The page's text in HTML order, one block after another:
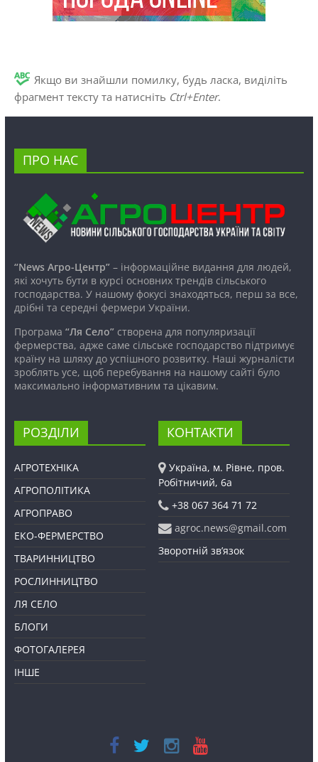
Якщо ви знайшли помилку, будь ласка, виділіть
фрагмент тексту та натисніть Ctrl+Enter.
ПРО НАС
“News Агро-Центр”– інформаційне видання для людей,
які хочуть бути в курсі основних трендів сільського
господарства. У нашому фокусі знаходяться, перш за все,
дрібні та середні фермери України.
Програма “Ля Село”створена для популяризації
фермерства, адже саме сільське господарство підтримує
країну на шляху до успішного розвитку. Наші журналісти
зроблять усе, щоб перебування на нашому сайті було
максимально інформативним та цікавим.
РОЗДІЛИ
АГРОТЕХНІКА
АГРОПОЛІТИКА
АГРОПРАВО
ЕКО-ФЕРМЕРСТВО
ТВАРИННИЦТВО
РОСЛИННИЦТВО
ЛЯ СЕЛО
БЛОГИ
ФОТОГАЛЕРЕЯ
ІНШЕ
КОНТАКТИ
Україна, м. Рівне, пров.
Робітничий, 6а
+38 067 364 71 72
agroc.news@gmail.com
Зворотній зв’язок